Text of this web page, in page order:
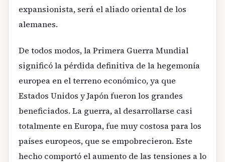
expansionista, será el aliado oriental de los
alemanes.
De todos modos, la Primera Guerra Mundial
significó la pérdida definitiva de la hegemonía
europea en el terreno económico, ya que
Estados Unidos y Japón fueron los grandes
beneficiados. La guerra, al desarrollarse casi
totalmente en Europa, fue muy costosa para los
países europeos, que se empobrecieron. Este
hecho comportó el aumento de las tensiones a lo